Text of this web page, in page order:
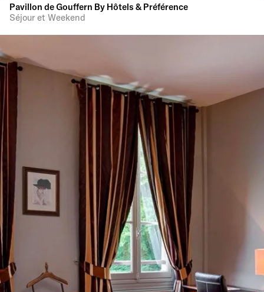
Pavillon de Gouffern By Hôtels & Préférence
Séjour et Weekend